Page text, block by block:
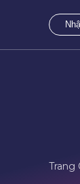
Trang